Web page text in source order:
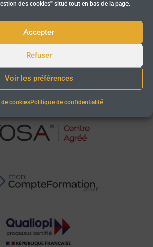
des cookies" situé tout en bas de la page.
Accepter
Refuser
Voir les préférences
cookiesPolitique de confidentialité
60200 Compiègne